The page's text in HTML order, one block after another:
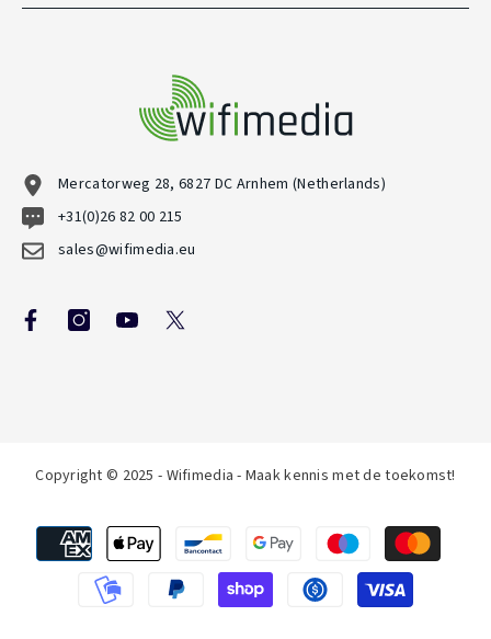
Mercatorweg 28, 6827 DC Arnhem (Netherlands)
+31(0)26 82 00 215
sales@wifimedia.eu
Copyright © 2025 - Wifimedia - Maak kennis met de toekomst!
Betaalmethoden